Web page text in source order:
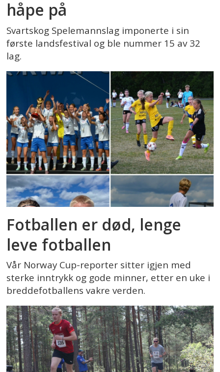
håpe på
Svartskog Spelemannslag imponerte i sin
første landsfestival og ble nummer 15 av 32
lag.
Fotballen er død, lenge
leve fotballen
Vår Norway Cup-reporter sitter igjen med
sterke inntrykk og gode minner, etter en uke i
breddefotballens vakre verden.